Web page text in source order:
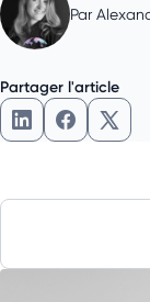
Par
Partager l'article
Partager l'article
Partager